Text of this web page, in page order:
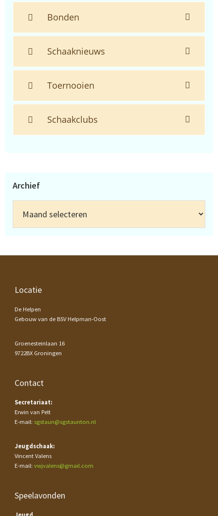
Bonden
Schaaknieuws
Toernooien
Schaakclubs
Archief
Footer
Locatie
De Helpen
Gebouw van de BSV Helpman-Oost
Groenesteinlaan 16
9722BX Groningen
Contact
Secretariaat:
Erwin van Pelt
E-mail: sgstaun@sgstaunton.nl
Jeugdschaak:
Vincent Valens
E-mail: vwjvalens@gmail.com
Speelavonden